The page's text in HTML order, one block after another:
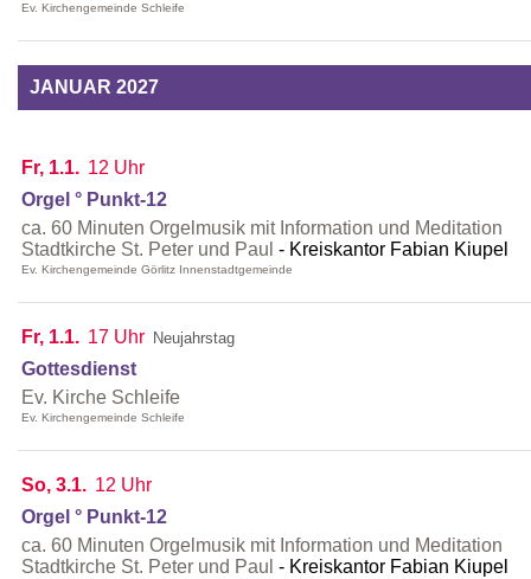
Ev. Kirchengemeinde Schleife
JANUAR 2027
Fr, 1.1. 12 Uhr
Orgel ° Punkt-12
ca. 60 Minuten Orgelmusik mit Information und Meditation
Stadtkirche St. Peter und Paul
Kreiskantor Fabian Kiupel
Ev. Kirchengemeinde Görlitz Innenstadtgemeinde
Fr, 1.1. 17 Uhr Neujahrstag
Gottesdienst
Ev. Kirche Schleife
Ev. Kirchengemeinde Schleife
So, 3.1. 12 Uhr
Orgel ° Punkt-12
ca. 60 Minuten Orgelmusik mit Information und Meditation
Stadtkirche St. Peter und Paul
Kreiskantor Fabian Kiupel